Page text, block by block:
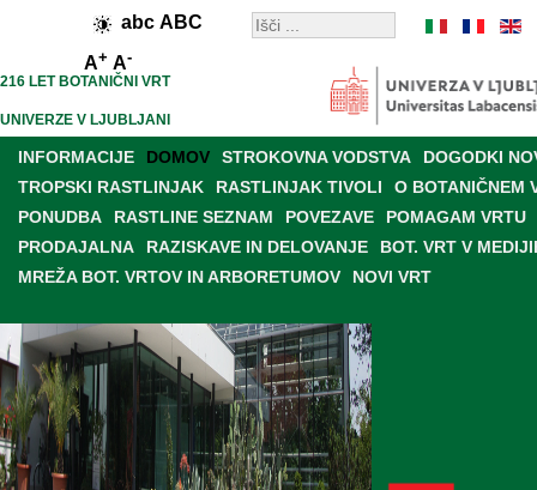
abc ABC
A+ A-
216 LET BOTANIČNI VRT
UNIVERZE V LJUBLJANI
INFORMACIJE DOMOV STROKOVNA VODSTVA
DOGODKI
TROPSKI RASTLINJAK
RASTLINJAK TIVOLI
O BOTANIČNEM
PONUDBA
RASTLINE SEZNAM POVEZAVE
POMAGAM VRTU
PRODAJALNA
RAZISKAVE IN DELOVANJE
BOT. VRT V
MREŽA BOT. VRTOV IN ARBORETUMOV
NOVI VRT